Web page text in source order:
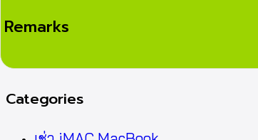
Remarks
Categories